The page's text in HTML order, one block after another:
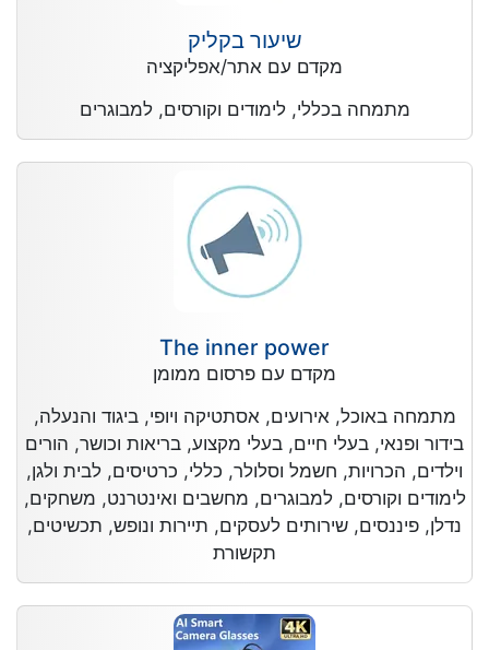
שיעור בקליק
מקדם עם אתר/אפליקציה
מתמחה בכללי, לימודים וקורסים, למבוגרים
The inner power
מקדם עם פרסום ממומן
מתמחה באוכל, אירועים, אסתטיקה ויופי, ביגוד והנעלה,
בידור ופנאי, בעלי חיים, בעלי מקצוע, בריאות וכושר, הורים
וילדים, הכרויות, חשמל וסלולר, כללי, כרטיסים, לבית ולגן,
לימודים וקורסים, למבוגרים, מחשבים ואינטרנט, משחקים,
נדלן, פיננסים, שירותים לעסקים, תיירות ונופש, תכשיטים,
תקשורת